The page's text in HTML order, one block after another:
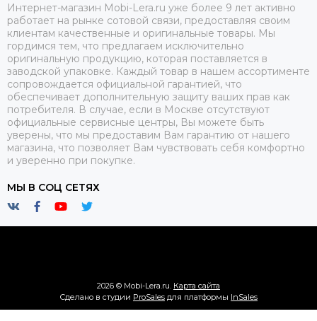
Интернет-магазин Mobi-Lera.ru уже более 9 лет активно
работает на рынке сотовой связи, предоставляя своим
клиентам качественные и оригинальные товары. Мы
гордимся тем, что предлагаем исключительно
оригинальную продукцию, которая поставляется в
заводской упаковке. Каждый товар в нашем ассортименте
сопровождается официальной гарантией, что
обеспечивает дополнительную защиту ваших прав как
потребителя. В случае, если в Москве отсутствуют
официальные сервисные центры, Вы можете быть
уверены, что мы предоставим Вам гарантию от нашего
магазина, что позволяет Вам чувствовать себя комфортно
и уверенно при покупке.
МЫ В СОЦ СЕТЯХ
2026 © Mobi-Lera.ru. Карта сайта
Сделано в студии ProSales для платформы InSales